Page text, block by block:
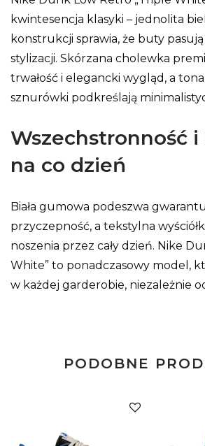
kwintesencja klasyki – jednolita
konstrukcji sprawia, że buty
stylizacji. Skórzana cholewka
trwałość i elegancki wygląd, a
sznurówki podkreślają
Wszechstronność
na co dzień
Biała gumowa podeszwa
przyczepność, a tekstylna
noszenia przez cały dzień. Nike
White” to ponadczasowy model,
w każdej garderobie, niezależnie
PODOBNE